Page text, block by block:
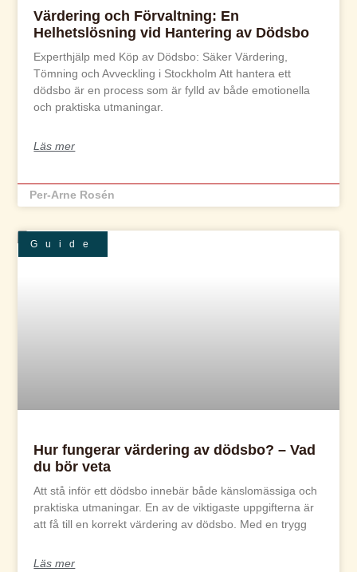
Värdering och Förvaltning: En
Helhetslösning vid Hantering av Dödsbo
Experthjälp med Köp av Dödsbo: Säker Värdering,
Tömning och Avveckling i Stockholm Att hantera ett
dödsbo är en process som är fylld av både emotionella
och praktiska utmaningar.
Läs mer
Per-Arne Rosén
Guide
Hur fungerar värdering av dödsbo? – Vad
du bör veta
Att stå inför ett dödsbo innebär både känslomässiga och
praktiska utmaningar. En av de viktigaste uppgifterna är
att få till en korrekt värdering av dödsbo. Med en trygg
Läs mer